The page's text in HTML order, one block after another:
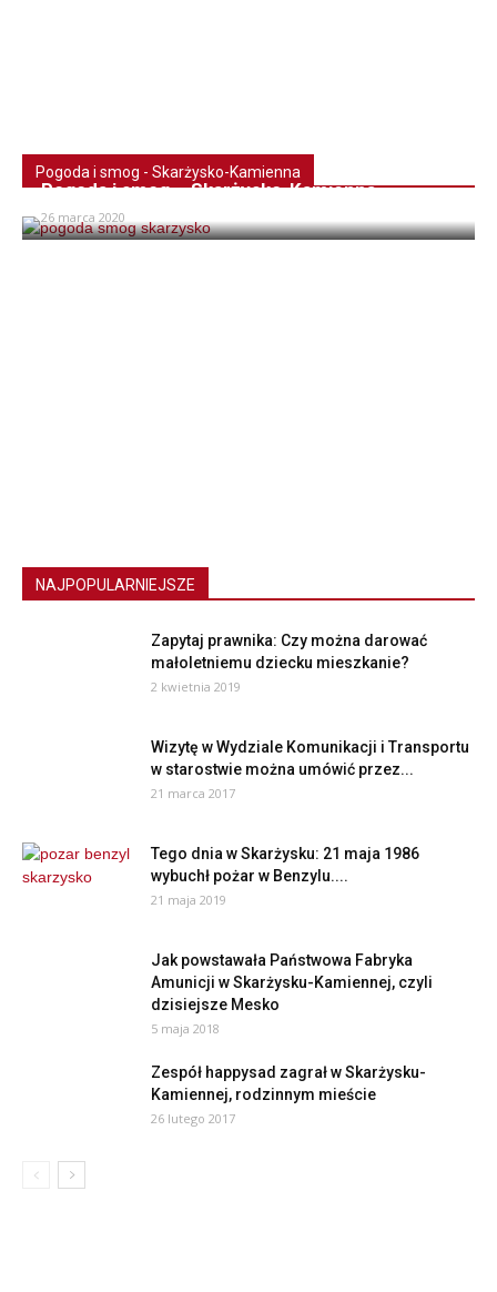
Pogoda i smog - Skarżysko-Kamienna
Pogoda i smog – Skarżysko-Kamienna
26 marca 2020
NAJPOPULARNIEJSZE
Zapytaj prawnika: Czy można darować
małoletniemu dziecku mieszkanie?
2 kwietnia 2019
Wizytę w Wydziale Komunikacji i Transportu
w starostwie można umówić przez...
21 marca 2017
Tego dnia w Skarżysku: 21 maja 1986
wybuchł pożar w Benzylu....
21 maja 2019
Jak powstawała Państwowa Fabryka
Amunicji w Skarżysku-Kamiennej, czyli
dzisiejsze Mesko
5 maja 2018
Zespół happysad zagrał w Skarżysku-
Kamiennej, rodzinnym mieście
26 lutego 2017